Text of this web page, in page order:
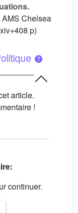
AMS Chelsea
p)
article.
!
continuer.